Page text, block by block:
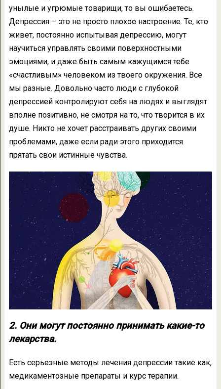
унылые и угрюмые товарищи, то вы ошибаетесь.
Депрессия – это не просто плохое настроение. Те, кто
живет, постоянно испытывая депрессию, могут
научиться управлять своими поверхностными
эмоциями, и даже быть самым кажущимся тебе
«счастливым» человеком из твоего окружения. Все
мы разные. Довольно часто люди с глубокой
депрессией контролируют себя на людях и выглядят
вполне позитивно, не смотря на то, что творится в их
душе. Никто не хочет расстраивать других своими
проблемами, даже если ради этого приходится
прятать свои истинные чувства.
2. Они могут постоянно принимать какие-то
лекарства.
Есть серьезные методы лечения депрессии такие как,
медикаментозные препараты и курс терапии.